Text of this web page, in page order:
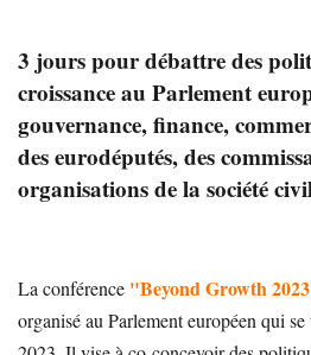
3 jours pour débattre des
croissance au Parlement
gouvernance, finance,
des eurodéputés, des
organisations de la société
La conférence "Beyond Growth
organisé au Parlement européen qui